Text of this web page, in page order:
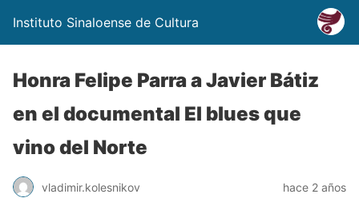
Instituto Sinaloense de Cultura
Honra Felipe Parra a Javier Bátiz
en el documental El blues que
vino del Norte
vladimir.kolesnikov hace 2 años